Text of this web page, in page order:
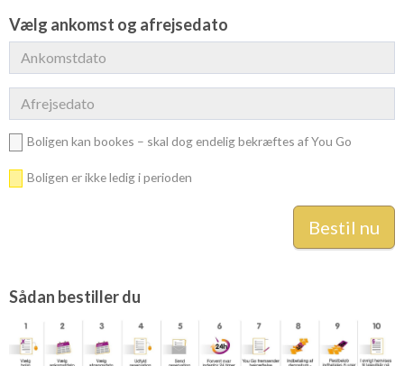
Vælg ankomst og afrejsedato
Boligen kan bookes – skal dog endelig bekræftes af You Go
Boligen er ikke ledig i perioden
Sådan bestiller du